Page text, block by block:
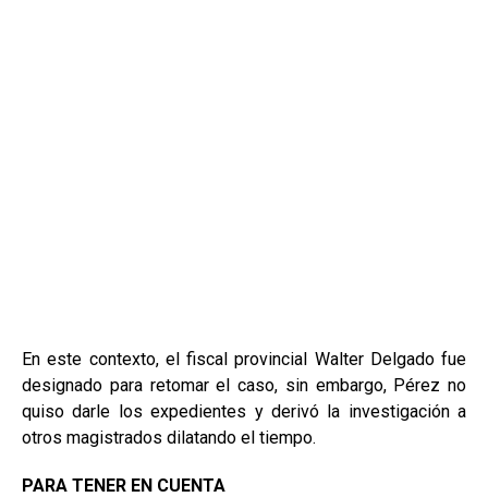
En este contexto, el fiscal provincial Walter Delgado fue
designado para retomar el caso, sin embargo, Pérez no
quiso darle los expedientes y derivó la investigación a
otros magistrados dilatando el tiempo.
PARA TENER EN CUENTA